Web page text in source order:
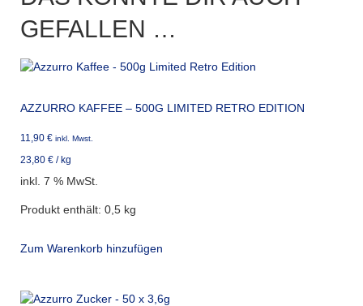
GEFALLEN …
AZZURRO KAFFEE – 500G LIMITED RETRO EDITION
11,90 € inkl. Mwst.
23,80 € / kg
inkl. 7 % MwSt.
Produkt enthält: 0,5 kg
Zum Warenkorb hinzufügen